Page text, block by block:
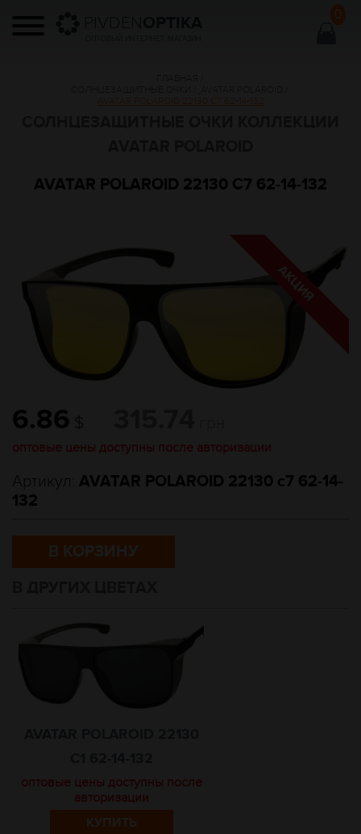
0
AVATAR POLAROID 22130 C7 62-14-132
AVATAR POLAROID 22130 C7 62-14-132
6.86 $
оптовые цены доступны после авторизации
Артикул: AVATAR POLAROID 22130 c7 62-14-
132
В КОРЗИНУ
оптовые цены доступны после
авторизации
КУПИТЬ